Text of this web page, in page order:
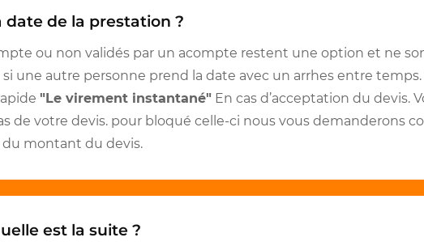
date de la prestation ?
ou non validés par un acompte restent une option et ne
une autre personne prend la date avec un arrhes entre
"Le virement instantané" En cas d’acceptation du devis.
de votre devis. pour bloqué celle-ci nous vous demanderons
montant du devis.
est la suite ?